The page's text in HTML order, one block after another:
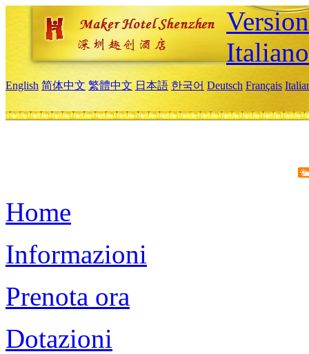
Italiano
English 简体中文 繁體中文 日本語 한국어 Deutsch Français
Home
Informazioni
Prenota ora
Dotazioni